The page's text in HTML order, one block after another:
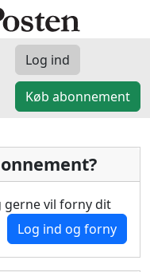
Log ind
Køb abonnement
gerne vil forny dit
Log ind og forny